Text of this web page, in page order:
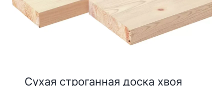
Сухая строганная доска хвоя